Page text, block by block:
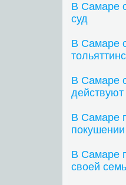
В Самаре
суд
В Самаре
В Самаре
В Самаре
В Самаре
своей